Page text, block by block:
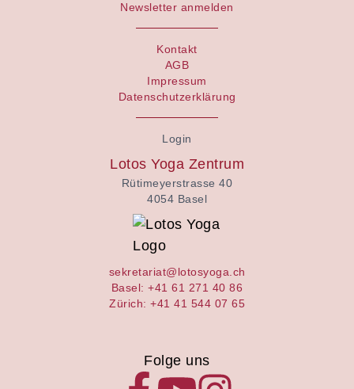
Newsletter anmelden
Kontakt
AGB
Impressum
Datenschutzerklärung
Login
Lotos Yoga Zentrum
Rütimeyerstrasse 40
4054 Basel
sekretariat@lotosyoga.ch
Basel: +41 61 271 40 86
Zürich: +41 41 544 07 65
Folge uns